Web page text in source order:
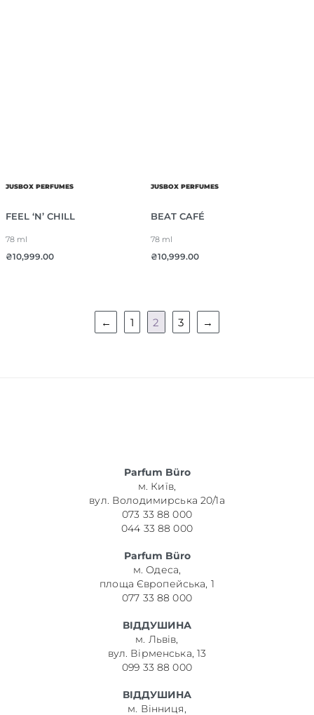
JUSBOX PERFUMES
FEEL ‘N’ CHILL
78 ml
₴10,999.00
JUSBOX PERFUMES
BEAT CAFÉ
78 ml
₴10,999.00
← 1 2 3 →
Parfum Büro
м. Київ,
вул. Володимирська 20/1а
073 33 88 000
044 33 88 000
Parfum Büro
м. Одеса,
площа Європейська, 1
077 33 88 000
ВІДДУШИНА
м. Львів,
вул. Вірменська, 13
099 33 88 000
ВІДДУШИНА
м. Вінниця,